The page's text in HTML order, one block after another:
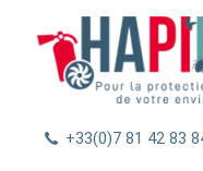
+33(0)7 81 42 83